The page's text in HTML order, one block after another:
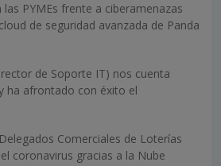
PYMEs frente a ciberamenazas
de seguridad avanzada de Panda
de Soporte IT) nos cuenta
ha afrontado con éxito el
Comerciales de Loterías
coronavirus gracias a la Nube